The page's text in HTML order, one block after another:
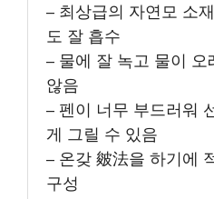
– 최상급의 자연모 소
도 잘 흡수
– 물에 잘 녹고 물이
않음
– 펜이 너무 부드러워
게 그릴 수 있음
– 온갖 皴法을 하기에
구성